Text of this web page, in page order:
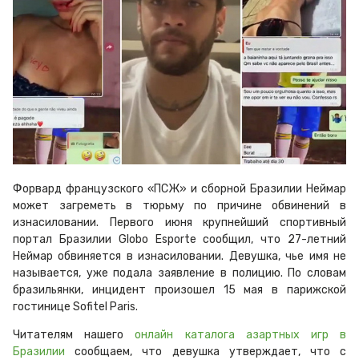
Форвард французского «ПСЖ» и сборной Бразилии Неймар
может загреметь в тюрьму по причине обвинений в
изнасиловании. Первого июня крупнейший спортивный
портал Бразилии Globo Esporte сообщил, что 27-летний
Неймар обвиняется в изнасиловании. Девушка, чье имя не
называется, уже подала заявление в полицию. По словам
бразильянки, инцидент произошел 15 мая в парижской
гостинице Sofitel Paris.
Читателям нашегоонлайн каталога азартных игр в
Бразилии сообщаем, что девушка утверждает, что с